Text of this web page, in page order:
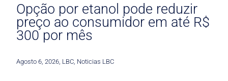
Opção por etanol pode reduzir
preço ao consumidor em até R$
300 por mês
Agosto 6, 2026 LBC Noticias LBC